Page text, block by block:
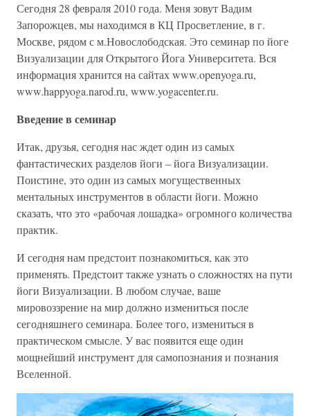
Сегодня 28 февраля 2010 года. Меня зовут Вадим
Запорожцев, мы находимся в КЦ Просветление, в г.
Москве, рядом с м.Новослободская. Это семинар по йоге
Визуализации для Открытого Йога Университета. Вся
информация хранится на сайтах www.openyoga.ru,
www.happyoga.narod.ru, www.yogacenter.ru.
Введение в семинар
Итак, друзья, сегодня нас ждет один из самых
фантастических разделов йоги – йога Визуализации.
Поистине, это один из самых могущественных
ментальных инструментов в области йоги. Можно
сказать, что это «рабочая лошадка» огромного количества
практик.
И сегодня нам предстоит познакомиться, как это
применять. Предстоит также узнать о сложностях на пути
йоги Визуализации. В любом случае, ваше
мировоззрение на мир должно измениться после
сегодняшнего семинара. Более того, измениться в
практическом смысле. У вас появится еще один
мощнейший инструмент для самопознания и познания
Вселенной.